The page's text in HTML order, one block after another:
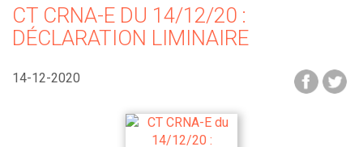
CT CRNA-E DU 14/12/20 :
DÉCLARATION LIMINAIRE
14-12-2020